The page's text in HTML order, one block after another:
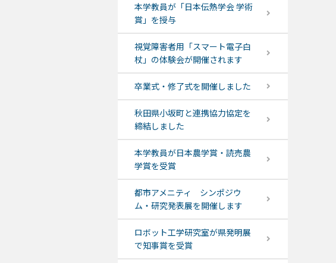
本学教員が「日本伝熱学会 学術
賞」を授与
視覚障害者用「スマート電子白
杖」の体験会が開催されます
卒業式・修了式を開催しました
秋田県小坂町と連携協力協定を
締結しました
本学教員が日本農学賞・読売農
学賞を受賞
都市アメニティ シンポジウ
ム・研究発表展を開催します
ロボット工学研究室が県発明展
で知事賞を受賞